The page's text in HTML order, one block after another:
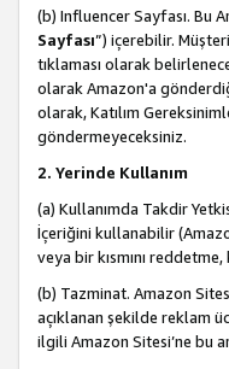
(b) Influencer Sayfası. Bu
Sayfası”) içerebilir.
tıklaması olarak
olarak Amazon'a
olarak, Katılım
göndermeyeceksiniz.
2. Yerinde Kullanım
(a) Kullanımda Takdir
İçeriğini kullanabilir
veya bir kısmını
(b) Tazminat. Amazon
açıklanan şekilde reklam
ilgili Amazon Sitesi’ne bu